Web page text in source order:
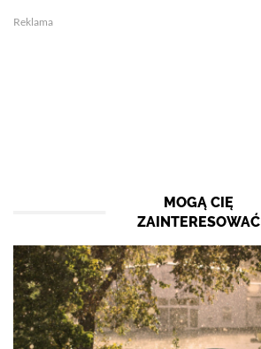
Reklama
MOGĄ CIĘ
ZAINTERESOWAĆ